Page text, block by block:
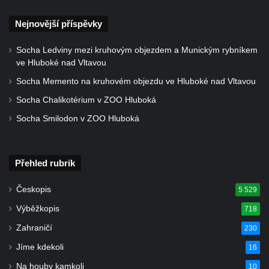
Socha světce severně od Lužce nad
Pamětní kámen revitalizace Vltavy Vraňany
– Hořín u Lužce nad Vltavou
Strom svobody a památník 100 let republiky
Sochy „Klaun a dívenka“ v parku v centru
Mirošovicích
Socha vodníka u požární nádrže v
Mirošovicích
Socha býka před areálem firmy 2JCP v
Nejnovější příspěvky
Socha Ledviny mezi kruhovým objezdem a Munickým rybníkem
ve Hluboké nad Vltavou
Socha Memento na kruhovém objezdu ve Hluboké nad Vltavou
Socha Chalikotérium v ZOO Hluboká
Socha Smilodon v ZOO Hluboká
Přehled rubrik
Českopis 5 529
Výběžkopis 718
Zahraničí 230
Jíme kdekoli 16
Na houby kamkoli 10